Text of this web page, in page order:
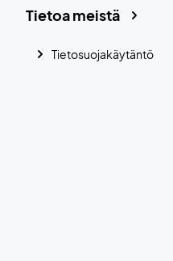
Tietoa meistä
Tietosuojakäytäntö